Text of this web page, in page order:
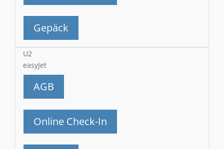
Gepäck
U2
easyJet
AGB
Online Check-In